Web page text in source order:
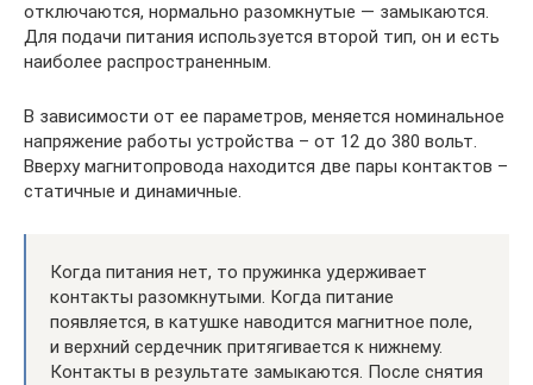
отключаются, нормально разомкнутые — замыкаются.
Для подачи питания используется второй тип, он и есть
наиболее распространенным.
В зависимости от ее параметров, меняется номинальное
напряжение работы устройства – от 12 до 380 вольт.
Вверху магнитопровода находится две пары контактов –
статичные и динамичные.
Когда питания нет, то пружинка удерживает
контакты разомкнутыми. Когда питание
появляется, в катушке наводится магнитное поле,
и верхний сердечник притягивается к нижнему.
Контакты в результате замыкаются. После снятия